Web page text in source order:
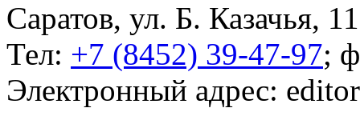
Саратов, ул. Б. Казачья,
Тел: +7 (8452) 39-47-97;
Электронный адрес: